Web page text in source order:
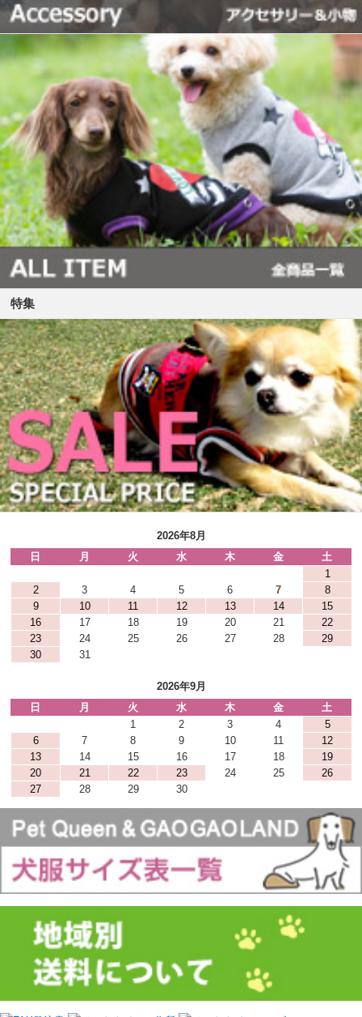
特集
2026年8月
日
月 火 水 木 金
土
1
2
3 4 5 6 7
8
9
10 11 12 13 14
15
16
17 18 19 20 21
22
23
24 25 26 27 28
29
30
31
2026年9月
日
月 火 水 木 金
土
1
2 3 4
5
6
7 8 9 10 11
12
13
14 15 16 17 18
19
20
21 22 23 24 25
26
27
28 29 30